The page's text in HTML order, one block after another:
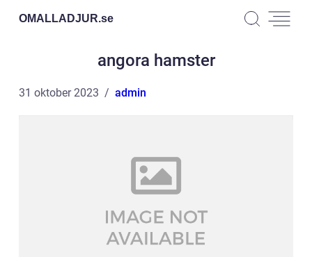
OMALLADJUR.se
angora hamster
31 oktober 2023 admin